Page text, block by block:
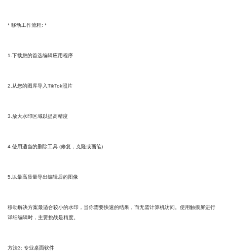
* 移动工作流程: *
1.下载您的首选编辑应用程序
2.从您的图库导入TikTok照片
3.放大水印区域以提高精度
4.使用适当的删除工具 (修复，克隆或画笔)
5.以最高质量导出编辑后的图像
移动解决方案最适合较小的水印，当你需要快速的结果，而无需计算机访问。使用触摸屏进行
详细编辑时，主要挑战是精度。
方法3: 专业桌面软件